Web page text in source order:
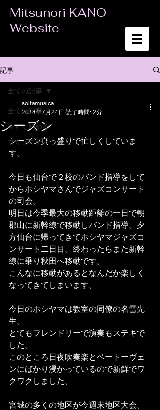
Mitsunori KANO
Website
記事
全ての記事
今すぐ始める
コミュニティ
全ての記事
シーズン
solfamusica
2014年7月24日 読了時間: 2分
シーズン真っ盛りで忙しくしていま
す。
今日も仙台で２校のバンド指導をして
からホシヤマさんでジャズコンサート
の司会。
明日は今季最大の移動距離の一日で朝
郡山に新幹線で移動しバンド指導。夕
方仙台に帰ってきてホシヤマジャズコ
ンサート二日目。終わったらまた新幹
線に乗り秋田へ移動です。
こんなに移動があるとなんだか楽しく
なってきてしまいます。
今日のホシヤマは教室の同僚の名雪先
生。
とてもフレンドリーで演奏もステキで
した。
このところ日夜吹奏楽とベートーヴェ
ンにばかり浸かっているので新鮮でワ
クワクしました。
宮城の多くの地区が今週末地区大会。